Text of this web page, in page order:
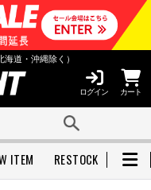
道・沖縄除く）
ログイン カート
ITEM RESTOCK